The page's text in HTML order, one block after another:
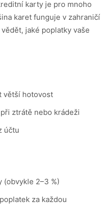
karty je pro mnoho
karet funguje v zahraničí
jaké poplatky vaše
větší hotovost
ztrátě nebo krádeži
účtu
(obvykle 2–3 %)
za každou